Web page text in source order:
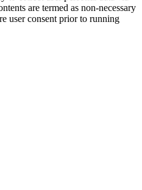
are termed as non-necessary
user consent prior to running